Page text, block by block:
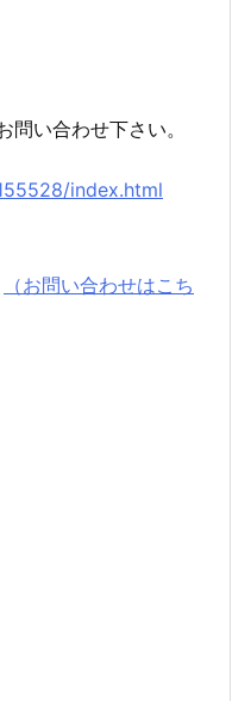
い合わせ下さい。
index.html
（お問い合わせはこち